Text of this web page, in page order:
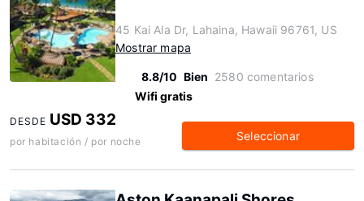
45 Kai Ala Dr, Lahaina, Hawaii 96761, US
Mostrar mapa
8.8/10 Bien 2580 comentarios
Wifi gratis
DESDE USD 332
por habitación / por noche Seleccionar